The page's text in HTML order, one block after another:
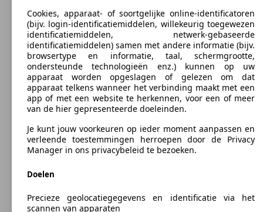
Quattroporte 3.0 V6 BiTurbo GranSport S Q4
(EU6.2)
316 KW
(430 PS)
Ø
l/
(430 PS) l/
301 -
Quattroporte 3.0 V6 Turbo GranLusso
202 KW
(275 PS)
Ø
l/
Quattroporte 3.0 V6 Turbo GranLusso (EU6.2)
202 KW
(275 PS)
Ø
l/
Berline
Diesel
Model Version
Leistung
2013 - 2016 QUATTROPORTE - 2013
Afmt. (L/B/H):
Van 5262 x 1948 x 1481 mm
Vermogen:
301 - 390 KW (410 - 530 PS)
4
Stoelen:
5
530 - 530 Liter
Varianten tonen
Cookies, apparaat- of soortgelijke online-identificatoren
(bijv. login-identificatiemiddelen, willekeurig toegewezen
identificatiemiddelen, netwerk-gebaseerde
identificatiemiddelen) samen met andere informatie (bijv.
browsertype en informatie, taal, schermgrootte,
ondersteunde technologieën enz.) kunnen op uw
apparaat worden opgeslagen of gelezen om dat
apparaat telkens wanneer het verbinding maakt met een
app of met een website te herkennen, voor een of meer
van de hier gepresenteerde doeleinden.
Je kunt jouw voorkeuren op ieder moment aanpassen en
verleende toestemmingen herroepen door de Privacy
Manager in ons privacybeleid te bezoeken.
Doelen
Precieze geolocatiegegevens en identificatie via het
scannen van apparaten